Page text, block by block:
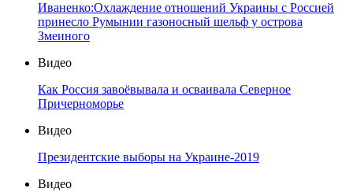
Иваненко:Охлаждение отношений Украины с Россией
принесло Румынии газоносный шельф у острова
Змеиного
Видео
Как Россия завоёвывала и осваивала Северное
Причерноморье
Видео
Президентские выборы на Украине-2019
Видео